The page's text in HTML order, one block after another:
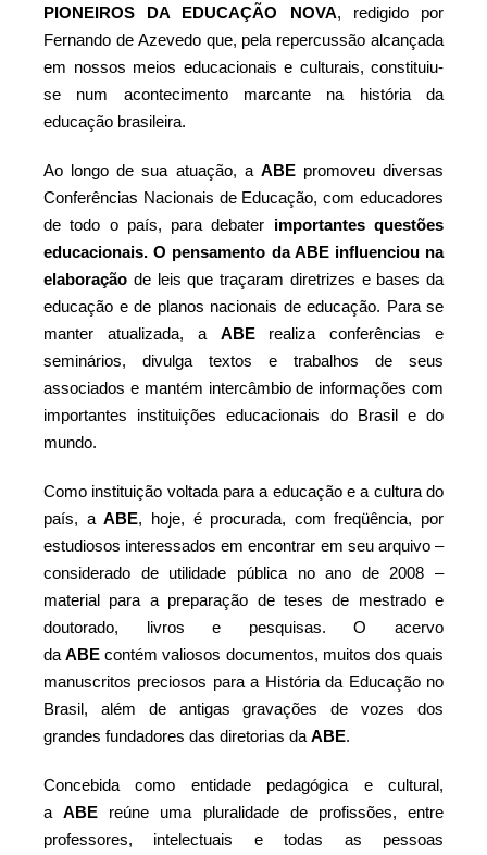
PIONEIROS DA EDUCAÇÃO NOVA, redigido por
Fernando de Azevedo que, pela repercussão alcançada
em nossos meios educacionais e culturais, constituiu-
se num acontecimento marcante na história da
educação brasileira.
Ao longo de sua atuação, a ABEpromoveu diversas
Conferências Nacionais de Educação, com educadores
de todo o país, para debater importantes questões
educacionais. O pensamento da ABE influenciou na
elaboração de leis que traçaram diretrizes e bases da
educação e de planos nacionais de educação. Para se
manter atualizada, a ABErealiza conferências e
seminários, divulga textos e trabalhos de seus
associados e mantém intercâmbio de informações com
importantes instituições educacionais do Brasil e do
mundo.
Como instituição voltada para a educação e a cultura do
país, aABE, hoje, é procurada, com freqüência, por
estudiosos interessados em encontrar em seu arquivo –
considerado de utilidade pública no ano de 2008 –
material para a preparação de teses de mestrado e
doutorado, livros e pesquisas. O acervo
daABE contém valiosos documentos, muitos dos quais
manuscritos preciosos para a História da Educação no
Brasil, além de antigas gravações de vozes dos
grandes fundadores das diretorias da ABE.
Concebida como entidade pedagógica e cultural,
aABE reúne uma pluralidade de profissões, entre
professores, intelectuais e todas as pessoas